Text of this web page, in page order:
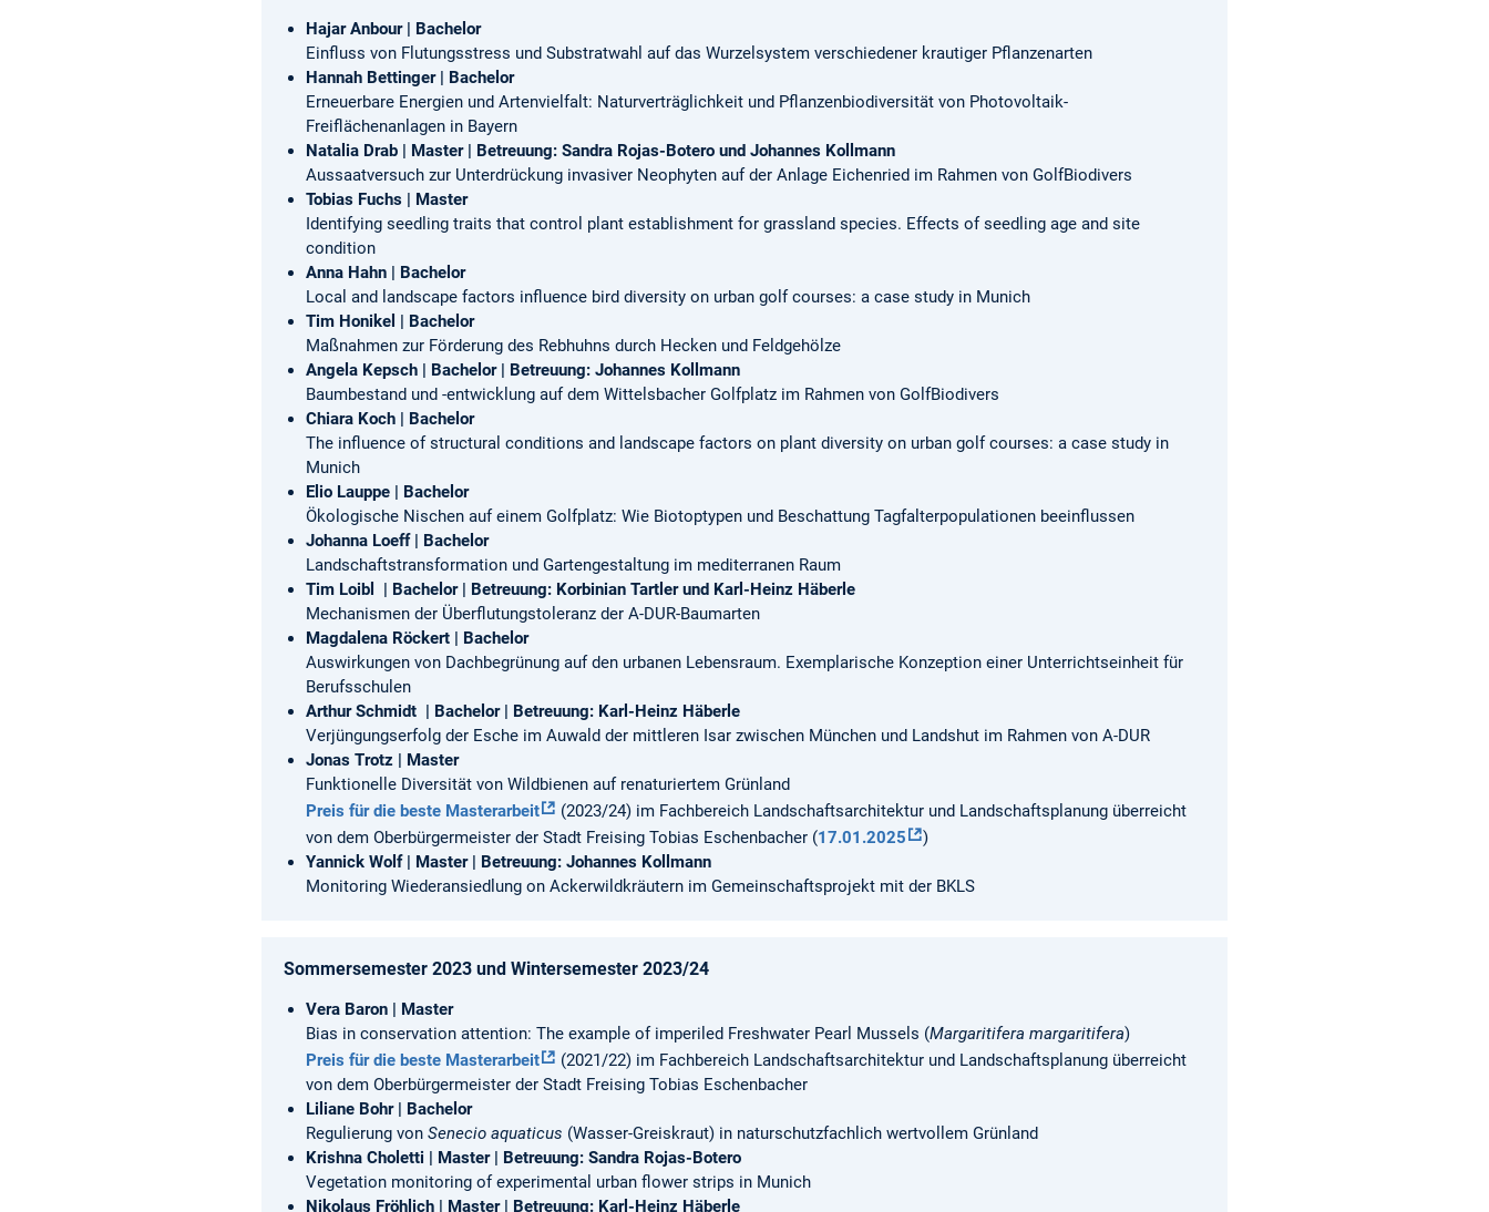
Hajar Anbour | Bachelor
Einfluss von Flutungsstress und Substratwahl auf das Wurzelsystem verschiedener krautiger Pflanzenarten
Hannah Bettinger | Bachelor
Erneuerbare Energien und Artenvielfalt: Naturverträglichkeit und Pflanzenbiodiversität von Photovoltaik-
Freiflächenanlagen in Bayern
Natalia Drab | Master | Betreuung: Sandra Rojas-Botero und Johannes Kollmann
Aussaatversuch zur Unterdrückung invasiver Neophyten auf der Anlage Eichenried im Rahmen von GolfBiodivers
Tobias Fuchs | Master
Identifying seedling traits that control plant establishment for grassland species. Effects of seedling age and site
condition
Anna Hahn | Bachelor
Local and landscape factors influence bird diversity on urban golf courses: a case study in Munich
Tim Honikel | Bachelor
Maßnahmen zur Förderung des Rebhuhns durch Hecken und Feldgehölze
Angela Kepsch | Bachelor | Betreuung: Johannes Kollmann
Baumbestand und -entwicklung auf dem Wittelsbacher Golfplatz im Rahmen von GolfBiodivers
Chiara Koch | Bachelor
The influence of structural conditions and landscape factors on plant diversity on urban golf courses: a case study in
Munich
Elio Lauppe | Bachelor
Ökologische Nischen auf einem Golfplatz: Wie Biotoptypen und Beschattung Tagfalterpopulationen beeinflussen
Johanna Loeff | Bachelor
Landschaftstransformation und Gartengestaltung im mediterranen Raum
Tim Loibl
| Bachelor | Betreuung: Korbinian Tartler und Karl-Heinz Häberle
Mechanismen der Überflutungstoleranz der A-DUR-Baumarten
Magdalena Röckert | Bachelor
Auswirkungen von Dachbegrünung auf den urbanen Lebensraum. Exemplarische Konzeption einer Unterrichtseinheit für
Berufsschulen
Arthur Schmidt | Bachelor | Betreuung: Karl-Heinz Häberle
Verjüngungserfolg der Esche im Auwald der mittleren Isar zwischen München und Landshut im Rahmen von A-DUR
Jonas Trotz | Master
Funktionelle Diversität von Wildbienen auf renaturiertem Grünland
Preis für die beste Masterarbeit
(2023/24) im Fachbereich Landschaftsarchitektur und Landschaftsplanung überreicht
von dem Oberbürgermeister der Stadt Freising Tobias Eschenbacher (17.01.2025
)
Yannick Wolf | Master | Betreuung: Johannes Kollmann
Monitoring Wiederansiedlung on Ackerwildkräutern im Gemeinschaftsprojekt mit der BKLS
Sommersemester 2023 und Wintersemester 2023/24
Vera Baron | Master
Bias in conservation attention: The example of imperiled Freshwater Pearl Mussels (Margaritifera margaritifera)
Preis für die beste Masterarbeit
(2021/22) im Fachbereich Landschaftsarchitektur und Landschaftsplanung überreicht
von dem Oberbürgermeister der Stadt Freising Tobias Eschenbacher
Liliane Bohr | Bachelor
Regulierung von Senecio aquaticus (Wasser-Greiskraut) in naturschutzfachlich wertvollem Grünland
Krishna Choletti | Master | Betreuung: Sandra Rojas-Botero
Vegetation monitoring of experimental urban flower strips in Munich
Nikolaus Fröhlich | Master | Betreuung: Karl-Heinz Häberle